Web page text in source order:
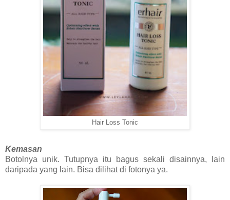
Hair Loss Tonic
Kemasan
Botolnya unik. Tutupnya itu bagus sekali disainnya, lain
daripada yang lain. Bisa dilihat di fotonya ya.